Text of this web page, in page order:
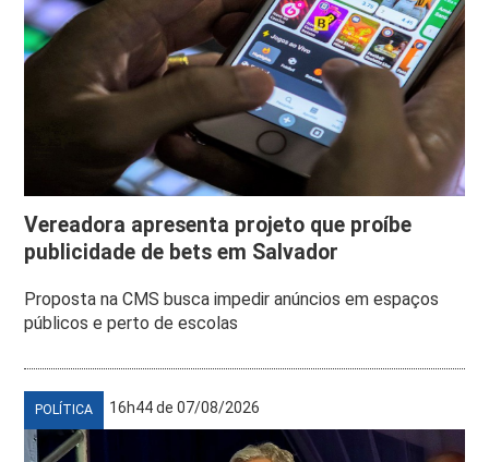
Vereadora apresenta projeto que proíbe
publicidade de bets em Salvador
Proposta na CMS busca impedir anúncios em espaços
públicos e perto de escolas
POLÍTICA 16h44 de 07/08/2026